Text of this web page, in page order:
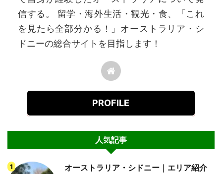
信する。 留学・海外生活・観光・食、「これ
を見たら全部分かる！」オーストラリア・シ
ドニーの総合サイトを目指します！
PROFILE
人気記事
オーストラリア・シドニー｜エリア紹介